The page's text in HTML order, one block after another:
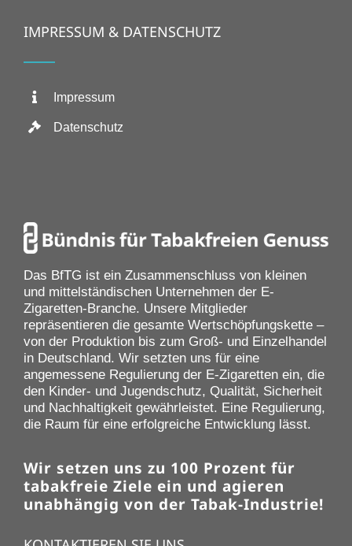
IMPRESSUM & DATENSCHUTZ
Impressum
Datenschutz
Das BfTG ist ein Zusammenschluss von kleinen
und mittelständischen Unternehmen der E-
Zigaretten-Branche. Unsere Mitglieder
repräsentieren die gesamte Wertschöpfungskette –
von der Produktion bis zum Groß- und Einzelhandel
in Deutschland. Wir setzten uns für eine
angemessene Regulierung der E-Zigaretten ein, die
den Kinder- und Jugendschutz, Qualität, Sicherheit
und Nachhaltigkeit gewährleistet. Eine Regulierung,
die Raum für eine erfolgreiche Entwicklung lässt.
Wir setzen uns zu 100 Prozent für
tabakfreie Ziele ein und agieren
unabhängig von der Tabak-Industrie!